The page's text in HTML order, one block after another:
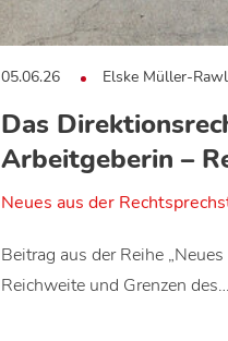
05.06.26 Elske Müller-
Das
Arbeitgeberin –
Neues aus der
Beitrag aus der Reihe
Reichweite und Grenzen des…